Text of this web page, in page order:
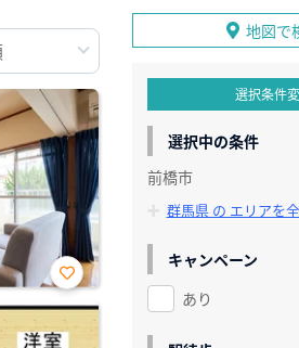
お気
に入
り登
地図で
選択条件
選択中の条件
前橋市
群馬県 の エリアを
キャンペーン
あり